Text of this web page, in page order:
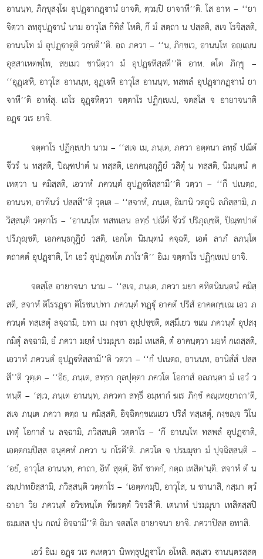
อานนฺท, ภิกฺขุสงฺโฆ อุปฏฺากฏฺานํ ยาจติ, ตฺวมฺปิ ยาจาหี’’ติ. โส อาห – ‘‘ยา
จิตฺวา ลทฺธุปฏฺานํ นาม อาวุโส กีทิสํ โหติ, กึ มํ สตฺถา น ปสฺสติ, สเจ โรจิสฺสติ,
อานนฺโท มํ อุปฏฺาตูติ วกฺขตี’’ติ. อถ ภควา – ‘‘น, ภิกฺขเว, อานนฺโท อฺเน
อุสฺสาเหตพฺโพ, สยเมว ชานิตฺวา มํ อุปฏฺหิสฺสตี’’ติ อาห. ตโต ภิกฺขู –
‘‘อุฏฺเหิ, อาวุโส อานนฺท, อุฏฺเหิ อาวุโส อานนฺท, ทสพลํ อุปฏฺากฏฺานํ ยา
จาหี’’ติ อาหํสุ. เถโร อุฏฺหิตฺวา จตฺตาโร ปฏิกฺเขเป, จตสฺโส จ อายาจนาติ
อฏฺ วเร ยาจิ.
จตฺตาโร ปฏิกฺเขปา นาม – ‘‘สเจ เม, ภนฺเต, ภควา อตฺตนา ลทฺธํ ปณีตํ
จีวรํ น ทสฺสติ, ปิณฺฑปาตํ น ทสฺสติ, เอกคนฺธกุฏิยํ วสิตุํ น ทสฺสติ, นิมนฺตนํ ค
เหตฺวา น คมิสฺสติ, เอวาหํ ภควนฺตํ อุปฏฺหิสฺสามี’’ติ วตฺวา – ‘‘กึ ปเนตฺถ,
อานนฺท, อาทีนวํ ปสฺสสี’’ติ วุตฺเต – ‘‘สจาหํ, ภนฺเต, อิมานิ วตฺถูนิ ลภิสฺสามิ, ภ
วิสฺสนฺติ วตฺตาโร – ‘อานนฺโท ทสพเลน ลทฺธํ ปณีตํ จีวรํ ปริภุฺชติ, ปิณฺฑปาตํ
ปริภุฺชติ, เอกคนฺธกุฏิยํ วสติ, เอกโต นิมนฺตนํ คจฺฉติ, เอตํ ลาภํ ลภนฺโต
ตถาคตํ อุปฏฺาติ, โก เอวํ อุปฏฺหโต ภาโร’ติ’’ อิเม จตฺตาโร ปฏิกฺเขเป ยาจิ.
จตสฺโส อายาจนา นาม – ‘‘สเจ, ภนฺเต, ภควา มยา คหิตนิมนฺตนํ คมิสฺ
สติ, สจาหํ ติโรรฏฺา ติโรชนปทา ภควนฺตํ ทฏฺุํ อาคตํ ปริสํ อาคตกฺขเณ เอว ภ
ควนฺตํ ทสฺเสตุํ ลจฺฉามิ, ยทา เม กงฺขา อุปฺปชฺชติ, ตสฺมึเยว ขเณ ภควนฺตํ อุปสงฺ
กมิตุํ ลจฺฉามิ, ยํ ภควา มยฺหํ ปรมฺมุขา ธมฺมํ เทเสติ, ตํ อาคนฺตฺวา มยฺหํ กเถสฺสติ,
เอวาหํ ภควนฺตํ อุปฏฺหิสฺสามี’’ติ วตฺวา – ‘‘กํ ปเนตฺถ, อานนฺท, อานิสํสํ ปสฺส
สี’’ติ วุตฺเต – ‘‘อิธ, ภนฺเต, สทฺธา กุลปุตฺตา ภควโต โอกาสํ อลภนฺตา มํ เอวํ ว
ทนฺติ – ‘สฺเว, ภนฺเต อานนฺท, ภควตา สทฺธึ อมฺหากํ ฆเร ภิกฺขํ คณฺเหยฺยาถา’ติ,
สเจ ภนฺเต ภควา ตตฺถ น คมิสฺสติ, อิจฺฉิตกฺขเณเยว ปริสํ ทสฺเสตุํ, กงฺขฺจ วิโน
เทตุํ โอกาสํ น ลจฺฉามิ, ภวิสฺสนฺติ วตฺตาโร – ‘กึ อานนฺโท ทสพลํ อุปฏฺาติ,
เอตฺตกมฺปิสฺส อนุคฺคหํ ภควา น กโรตี’ติ. ภควโต จ ปรมฺมุขา มํ ปุจฺฉิสฺสนฺติ –
‘อยํ, อาวุโส อานนฺท, คาถา, อิทํ สุตฺตํ, อิทํ ชาตกํ, กตฺถ เทสิต’นฺติ. สจาหํ ตํ น
สมฺปาทยิสฺสามิ, ภวิสฺสนฺติ วตฺตาโร – ‘เอตฺตกมฺปิ, อาวุโส, น ชานาสิ, กสฺมา ตฺวํ
ฉายา วิย ภควนฺตํ อวิชหนฺโต ทีฆรตฺตํ วิจรสี’ติ. เตนาหํ ปรมฺมุขา เทสิตสฺสปิ
ธมฺมสฺส ปุน กถนํ อิจฺฉามี’’ติ อิมา จตสฺโส อายาจนา ยาจิ. ภควาปิสฺส อทาสิ.
เอวํ อิเม อฏฺ วเร คเหตฺวา นิพทฺธุปฏฺาโก อโหสิ. ตสฺเสว านนฺตรสฺสตฺ